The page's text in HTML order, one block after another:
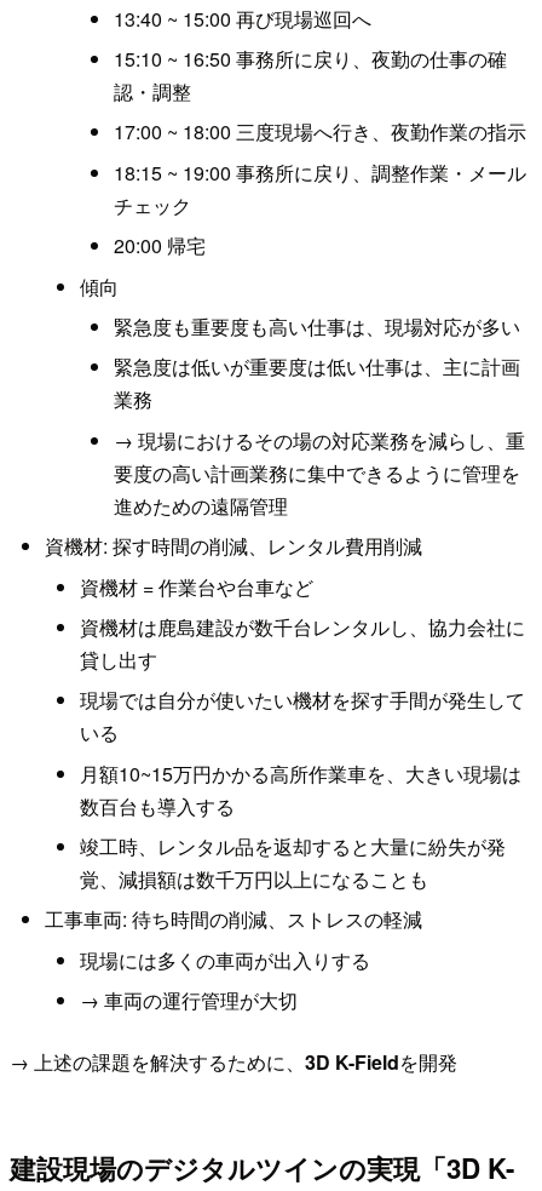
13:40 ~ 15:00 再び現場巡回へ
15:10 ~ 16:50 事務所に戻り、夜勤の仕事の確
認・調整
17:00 ~ 18:00 三度現場へ行き、夜勤作業の指示
18:15 ~ 19:00 事務所に戻り、調整作業・メール
チェック
20:00 帰宅
傾向
緊急度も重要度も高い仕事は、現場対応が多い
緊急度は低いが重要度は低い仕事は、主に計画
業務
→ 現場におけるその場の対応業務を減らし、重
要度の高い計画業務に集中できるように管理を
進めための遠隔管理
資機材: 探す時間の削減、レンタル費用削減
資機材 = 作業台や台車など
資機材は鹿島建設が数千台レンタルし、協力会社に
貸し出す
現場では自分が使いたい機材を探す手間が発生して
いる
月額10~15万円かかる高所作業車を、大きい現場は
数百台も導入する
竣工時、レンタル品を返却すると大量に紛失が発
覚、減損額は数千万円以上になることも
工事車両: 待ち時間の削減、ストレスの軽減
現場には多くの車両が出入りする
→ 車両の運行管理が大切
→ 上述の課題を解決するために、 3D K-Fieldを開発
建設現場のデジタルツインの実現「3D K-